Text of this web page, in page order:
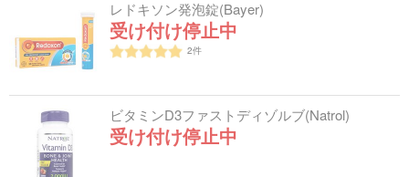
レドキソン発泡錠(Bayer)
受け付け停止中
2件
ビタミンD3ファストディゾルブ(Natrol)
受け付け停止中